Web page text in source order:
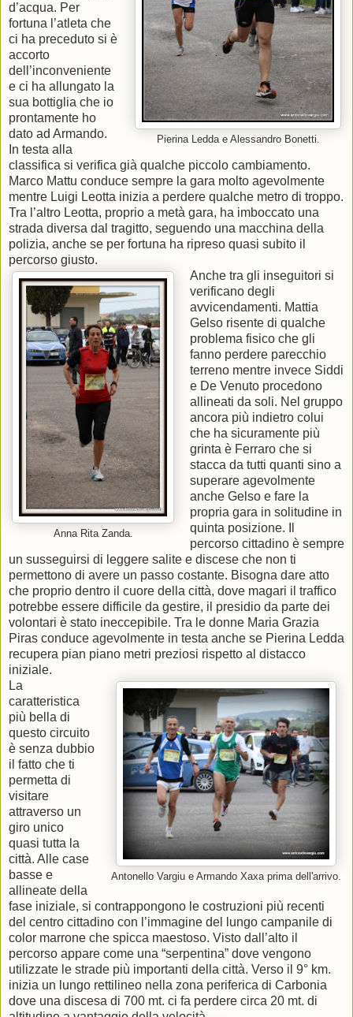
Pierina Ledda e Alessandro Bonetti.
d’acqua. Per
fortuna l’atleta che
ci ha preceduto si è
accorto
dell’inconveniente
e ci ha allungato la
sua bottiglia che io
prontamente ho
dato ad Armando.
In testa alla
classifica si verifica già qualche piccolo cambiamento.
Marco Mattu conduce sempre la gara molto agevolmente
mentre Luigi Leotta inizia a perdere qualche metro di troppo.
Tra l’altro Leotta, proprio a metà gara, ha imboccato una
strada diversa dal tragitto, seguendo una macchina della
polizia, anche se per fortuna ha ripreso quasi subito il
percorso giusto.
Anna Rita Zanda.
Anche tra gli inseguitori si
verificano degli
avvicendamenti. Mattia
Gelso risente di qualche
problema fisico che gli
fanno perdere parecchio
terreno mentre invece Siddi
e De Venuto procedono
allineati da soli. Nel gruppo
ancora più indietro colui
che ha sicuramente più
grinta è Ferraro che si
stacca da tutti quanti sino a
superare agevolmente
anche Gelso e fare la
propria gara in solitudine in
quinta posizione. Il
percorso cittadino è sempre
un susseguirsi di leggere salite e discese che non ti
permettono di avere un passo costante. Bisogna dare atto
che proprio dentro il cuore della città, dove magari il traffico
potrebbe essere difficile da gestire, il presidio da parte dei
volontari è stato ineccepibile. Tra le donne Maria Grazia
Piras conduce agevolmente in testa anche se Pierina Ledda
recupera pian piano metri preziosi rispetto al distacco
iniziale.
Antonello Vargiu e Armando Xaxa prima dell'arrivo.
La
caratteristica
più bella di
questo circuito
è senza dubbio
il fatto che ti
permetta di
visitare
attraverso un
giro unico
quasi tutta la
città. Alle case
basse e
allineate della
fase iniziale, si contrappongono le costruzioni più recenti
del centro cittadino con l’immagine del lungo campanile di
color marrone che spicca maestoso. Visto dall’alto il
percorso appare come una “serpentina” dove vengono
utilizzate le strade più importanti della città. Verso il 9° km.
inizia un lungo rettilineo nella zona periferica di Carbonia
dove una discesa di 700 mt. ci fa perdere circa 20 mt. di